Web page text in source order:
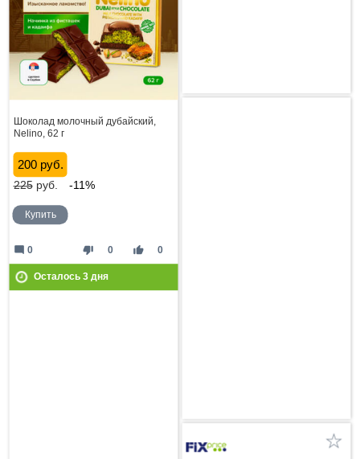
Шоколад молочный дубайский,
Nelino, 62 г
200 руб.
225руб. -11%
Купить
thumb_down 0 thumb_up 0
mode_comment 0
Осталось 3дня